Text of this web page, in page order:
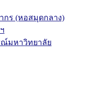
กร (หอสมุดกลาง)
มหาวิทยาลัย